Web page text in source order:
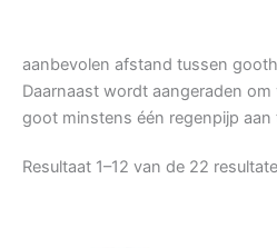
aanbevolen afstand tussen
Daarnaast wordt aangeraden
goot minstens één regenpijp aan
Resultaat 1–12 van de 22